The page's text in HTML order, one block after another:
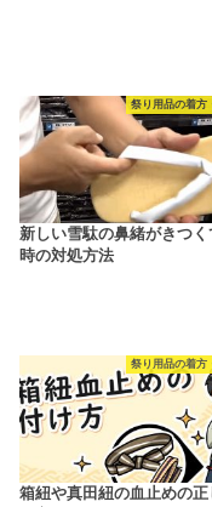
祭り用品の着方
新しい雪駄の鼻緒がきつく
時の対処方法
祭り用品の着方
箱紐や真田紐の血止めの正